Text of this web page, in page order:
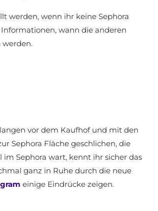
werden, wenn ihr keine Sephora
wann die anderen
werden.
vor dem Kaufhof und mit den
Sephora Fläche geschlichen, die
Sephora wart, kennt ihr sicher das
ganz in Ruhe durch die neue
einige Eindrücke zeigen.